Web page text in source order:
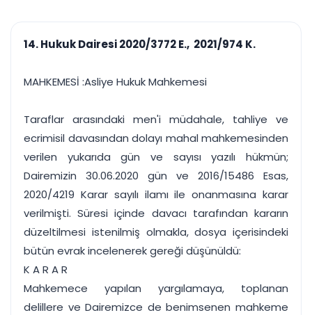
Duruşma ve görev
takvimi
Bildirim
Süreleri asla kaçırmayın
takibi
Tek panelde uçtan uca yönetim
UYAP & UETS entegrasyonundan finansa, hepsi bir arada.
Tüm özellikleri inceleyin Ücretsiz Başlayın
14. Hukuk Dairesi 2020/3772 E., 2021/974 K.
MAHKEMESİ :Asliye Hukuk Mahkemesi
Taraflar arasındaki men'i müdahale, tahliye ve
ecrimisil davasından dolayı mahal mahkemesinden
verilen yukarıda gün ve sayısı yazılı hükmün;
Dairemizin 30.06.2020 gün ve 2016/15486 Esas,
2020/4219 Karar sayılı ilamı ile onanmasına karar
verilmişti. Süresi içinde davacı tarafından kararın
düzeltilmesi istenilmiş olmakla, dosya içerisindeki
bütün evrak incelenerek gereği düşünüldü:
K A R A R
Mahkemece yapılan yargılamaya, toplanan
delillere ve Dairemizce de benimsenen mahkeme